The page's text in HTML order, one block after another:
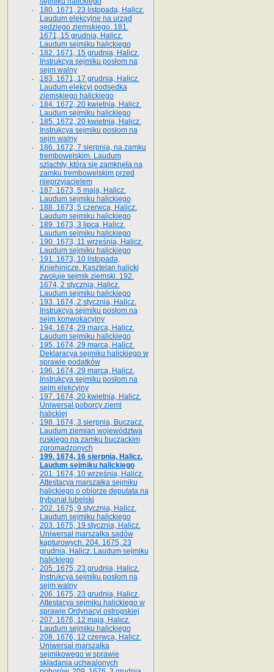
180. 1671, 23 listopada, Halicz.
Laudum elekcyjne na urząd
sędziego ziemskiego. 181.
1671, 15 grudnia, Halicz.
Laudum sejmiku halickiego
182. 1671, 15 grudnia, Halicz.
Instrukcya sejmiku posłom na
sejm walny
183. 1671, 17 grudnia, Halicz.
Laudum elekcyi podsędka
ziemskiego halickiego
184. 1672, 20 kwietnia, Halicz.
Laudum sejmiku halickiego
185. 1672, 20 kwietnia, Halicz.
Instrukcya sejmiku posłom na
sejm walny
186. 1672, 7 sierpnia, na zamku
trembowelskim. Laudum
szlachty, która się zamknęła na
zamku trembowelskim przed
nieprzyjacielem
187. 1673, 5 maja, Halicz.
Laudum sejmiku halickiego
188. 1673, 5 czerwca, Halicz.
Laudum sejmiku halickiego
189. 1673, 3 lipca, Halicz.
Laudum sejmiku halickiego
190. 1673, 11 września, Halicz.
Laudum sejmiku halickiego
191. 1673, 10 listopada,
Kniehinicze. Kasztelan halicki
zwołuje sejmik ziemski. 192.
1674, 2 stycznia, Halicz.
Laudum sejmiku halickiego
193. 1674, 2 stycznia, Halicz.
Instrukcya sejmiku posłom na
sejm konwokacyjny
194. 1674, 29 marca, Halicz.
Laudum sejmiku halickiego
195. 1674, 29 marca, Halicz.
Deklaracya sejmiku halickiego w
sprawie podatków
196. 1674, 29 marca, Halicz.
Instrukcya sejmiku posłom na
sejm elekcyjny
197. 1674, 20 kwietnia, Halicz.
Uniwersał poborcy ziemi
halickiej
198. 1674, 3 sierpnia, Buczacz.
Laudum ziemian województwa
ruskiego na zamku buczackim
zgromadzonych
199. 1674, 16 sierpnia, Halicz.
Laudum sejmiku halickiego
201. 1674, 10 września, Halicz.
Attestacya marszałka sejmiku
halickiego o obiorze deputata na
trybunał lubelski
202. 1675, 9 stycznia, Halicz.
Laudum sejmiku halickiego
203. 1675, 19 stycznia, Halicz.
Uniwersał marszałka sądów
kapturowych. 204. 1675, 23
grudnia, Halicz. Laudum sejmiku
halickiego
205. 1675, 23 grudnia, Halicz.
Instrukcya sejmiku posłom na
sejm walny
206. 1675, 23 grudnia, Halicz.
Attestacya sejmiku halickiego w
sprawie Ordynacyi ostrogskiej
207. 1676, 12 maja, Halicz.
Laudum sejmiku halickiego
208. 1676, 12 czerwca, Halicz.
Uniwersał marszałka
sejmikowego w sprawie
składania uchwalonych